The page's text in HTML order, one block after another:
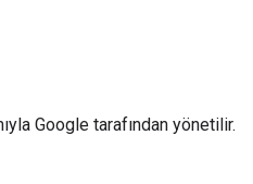
Google tarafından yönetilir.